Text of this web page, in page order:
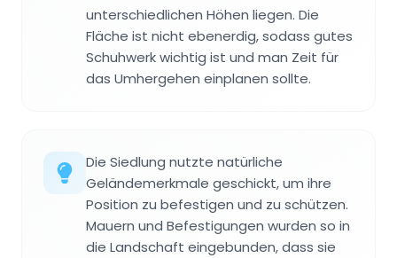
unterschiedlichen Höhen liegen. Die
Fläche ist nicht ebenerdig, sodass gutes
Schuhwerk wichtig ist und man Zeit für
das Umhergehen einplanen sollte.
Die Siedlung nutzte natürliche
Geländemerkmale geschickt, um ihre
Position zu befestigen und zu schützen.
Mauern und Befestigungen wurden so in
die Landschaft eingebunden, dass sie